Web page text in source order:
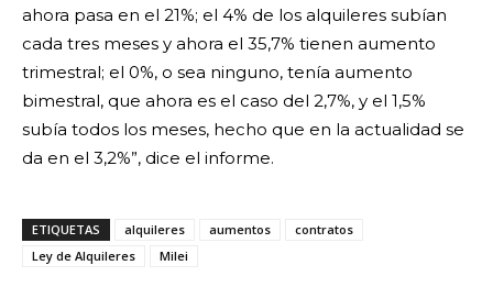
ahora pasa en el 21%; el 4% de los alquileres subían
cada tres meses y ahora el 35,7% tienen aumento
trimestral; el 0%, o sea ninguno, tenía aumento
bimestral, que ahora es el caso del 2,7%, y el 1,5%
subía todos los meses, hecho que en la actualidad se
da en el 3,2%”, dice el informe.
ETIQUETAS alquileres aumentos
contratos
Ley de Alquileres
Milei